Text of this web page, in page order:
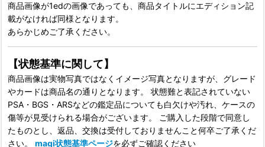
商品画像が1edの画像であっても、商品タイトルにエディション記
載がなければ同様となります。
あらかじめご了承ください。
【状態基準に関して】
商品画像は実物写真ではなくイメージ写真となりますが、グレード
やカードは商品名の通りとなります。 状態難と表記されていない
PSA・BGS・ARSなどの鑑定品についても白欠けや汚れ、ケースの
傷等が見受けられる場合がございます。 ご購入した段階で同意し
たものとし、返品、交換は受付しておりませんこと何卒ご了承くだ
さい。 magi状態基準ページを必ずご確認ください